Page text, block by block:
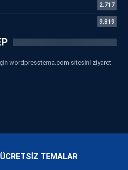
2.717
9.819
wordpresstema.com sitesini ziyaret
ÜCRETSİZ TEMALAR